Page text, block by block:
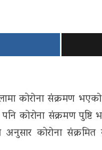
काेरोना संक्रमण
कोरोना संक्रमण
अनुसार कोरोना